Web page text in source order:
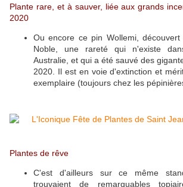
Plante rare, et à sauver, liée aux grands
2020
Ou encore ce pin Wollemi,
Noble, une rareté qui n'existe
Australie, et qui a été sauvé des
2020. Il est en voie d'extinction et
exemplaire (toujours chez les
Plantes de rêve
C'est d'ailleurs sur ce même
trouvaient de remarquables